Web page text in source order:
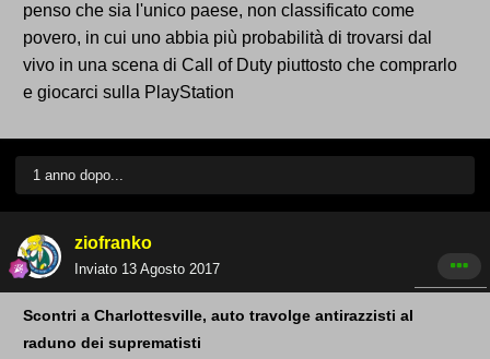
penso che sia l'unico paese, non classificato come
povero, in cui uno abbia più probabilità di trovarsi dal
vivo in una scena di Call of Duty piuttosto che comprarlo
e giocarci sulla PlayStation
1 anno dopo...
ziofranko
Inviato 13 Agosto 2017
Scontri a Charlottesville, auto travolge antirazzisti al
raduno dei suprematisti